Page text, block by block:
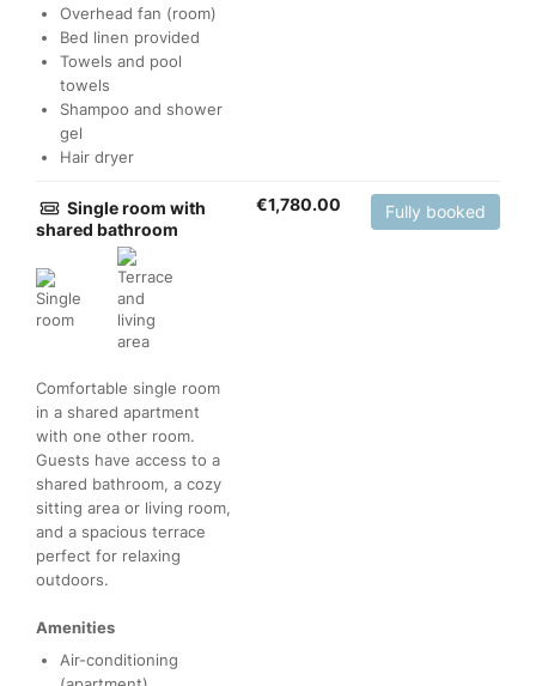
Overhead fan (room)
Bed linen provided
Towels and pool
towels
Shampoo and shower
gel
Hair dryer
Single room with
shared bathroom
Comfortable single room
in a shared apartment
with one other room.
Guests have access to a
shared bathroom, a cozy
sitting area or living room,
and a spacious terrace
perfect for relaxing
outdoors.
Amenities
Air-conditioning
€1,780.00 Fully booked